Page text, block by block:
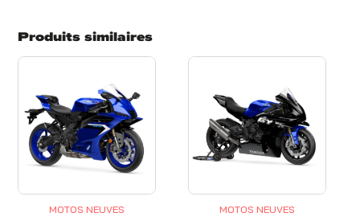
Produits similaires
MOTOS NEUVES MOTOS NEUVES